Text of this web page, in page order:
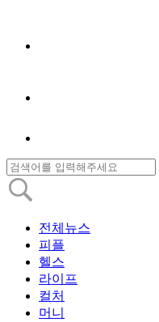
전체뉴스
피플
헬스
라이프
컬처
머니